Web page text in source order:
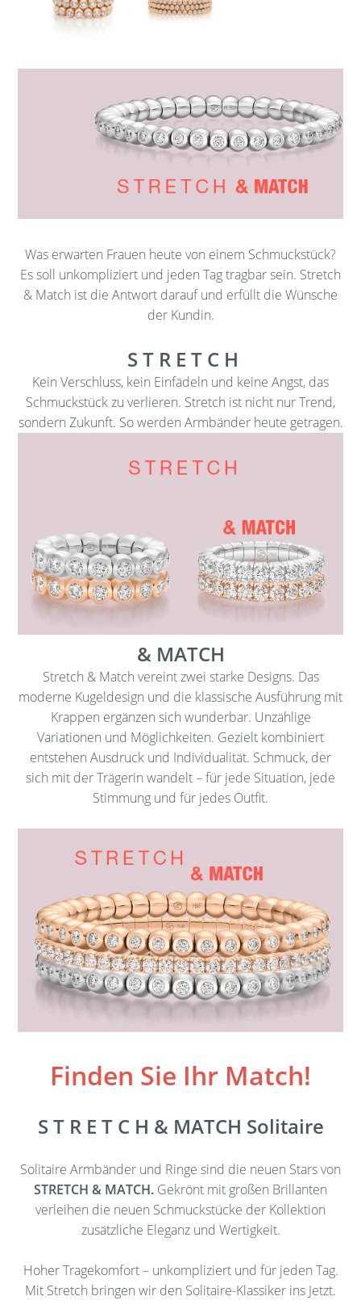
Was erwarten Frauen heute von einem Schmuckstück?
Es soll unkompliziert und jeden Tag tragbar sein. Stretch
& Match ist die Antwort darauf und erfüllt die Wünsche
der Kundin.
S T R E T C H
Kein Verschluss, kein Einfädeln und keine Angst, das
Schmuckstück zu verlieren. Stretch ist nicht nur Trend,
sondern Zukunft. So werden Armbänder heute getragen.
& MATCH
Stretch & Match vereint zwei starke Designs. Das
moderne Kugeldesign und die klassische Ausführung mit
Krappen ergänzen sich wunderbar. Unzählige
Variationen und Möglichkeiten. Gezielt kombiniert
entstehen Ausdruck und Individualität. Schmuck, der
sich mit der Trägerin wandelt – für jede Situation, jede
Stimmung und für jedes Outfit.
Finden Sie Ihr Match!
S T R E T C H & MATCH Solitaire
Solitaire Armbänder und Ringe sind die neuen Stars von
STRETCH & MATCH. Gekrönt mit großen Brillanten
verleihen die neuen Schmuckstücke der Kollektion
zusätzliche Eleganz und Wertigkeit.
Hoher Tragekomfort – unkompliziert und für jeden Tag.
Mit Stretch bringen wir den Solitaire-Klassiker ins Jetzt.